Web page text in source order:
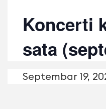
Koncerti
sata
Septembаr 19,